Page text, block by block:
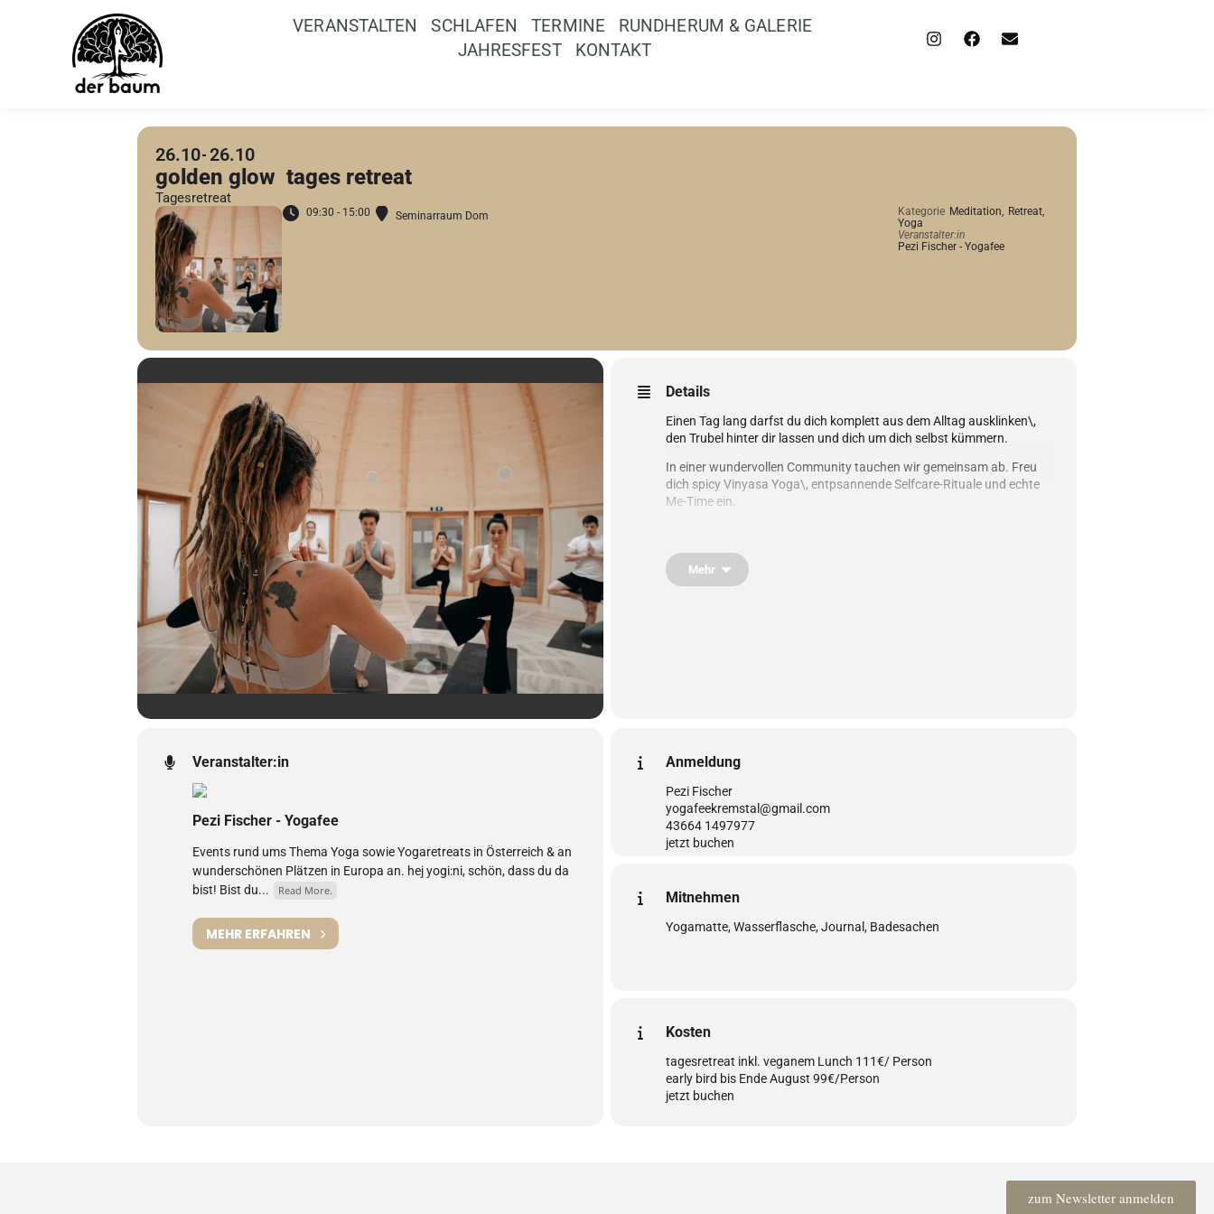
VERANSTALTEN SCHLAFEN TERMINE
RUNDHERUM & GALERIE
JAHRESFEST
KONTAKT
26.10 26.10
golden glow tages retreat
Tagesretreat
09:30 - 15:00 Seminarraum Dom Kategorie Meditation, Retreat,
Yoga
Veranstalter:in
Pezi Fischer - Yogafee
Details
Einen Tag lang darfst du dich komplett aus dem Alltag ausklinken\,
den Trubel hinter dir lassen und dich um dich selbst kümmern.
In einer wundervollen Community tauchen wir gemeinsam ab. Freu
dich spicy Vinyasa Yoga\, entpsannende Selfcare-Rituale und echte
Me-Time ein.
09:30-11:30 Welcome Circle & Spicy Vinyasa Flow
11:30-13:00 Community Break inkl. veganem Lunch
Mehr
Veranstalter:in
Pezi Fischer - Yogafee
Events rund ums Thema Yoga sowie Yogaretreats in Österreich & an
wunderschönen Plätzen in Europa an. hej yogi:ni, schön, dass du da
bist! Bist du...
Read More.
MEHR ERFAHREN
Anmeldung
Pezi Fischer
yogafeekremstal@gmail.com
43664 1497977
jetzt buchen
Mitnehmen
Yogamatte, Wasserflasche, Journal, Badesachen
Kosten
tagesretreat inkl. veganem Lunch 111€/ Person
early bird bis Ende August 99€/Person
jetzt buchen
zum Newsletter anmelden